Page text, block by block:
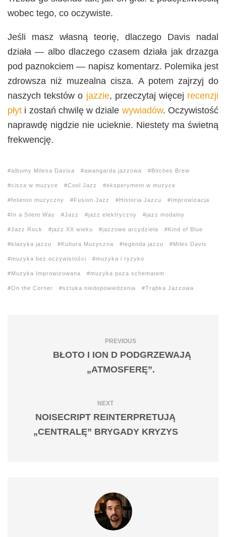
wobec tego, co oczywiste.
Jeśli masz własną teorię, dlaczego Davis nadal
działa — albo dlaczego czasem działa jak drzazga
pod paznokciem — napisz komentarz. Polemika jest
zdrowsza niż muzealna cisza. A potem zajrzyj do
naszych tekstów o jazzie, przeczytaj więcej recenzji
płyt i zostań chwilę w dziale wywiadów. Oczywistość
naprawdę nigdzie nie ucieknie. Niestety ma świetną
frekwencję.
albumy Milesa Davisa awangarda jazzowa Bitches Brew
cisza w muzyce Cool Jazz eksperyment w muzyce
felieton muzyczny Fusion Jazz Historia Jazzu Improwizacja
In a Silent Way Jazz jazz elektryczny jazz modalny
Jazz Rock jazz XX wieku jazzowe arcydzieła Kind of Blue
klasyka jazzu Kultura Muzyczna legenda jazzu Miles Davis
muzyka bez oczywistości muzyka i ryzyko
Muzyka Improwizowana muzyka poza schematem
On the Corner sztuka niedopowiedzenia Trąbka Jazzowa
PREVIOUS
BŁOTO I ION D PODGRZEWAJĄ
„ATMOSFERĘ”.
NEXT
NOISECRIPT REINTERPRETUJĄ
„CENTRALĘ” BRYGADY KRYZYS